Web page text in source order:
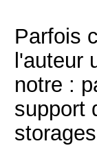
Parfois
l'auteur
notre :
support